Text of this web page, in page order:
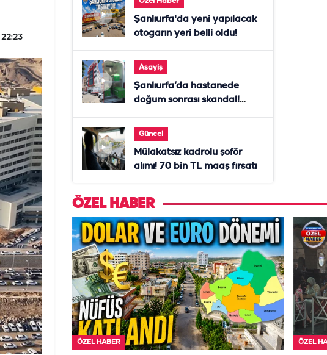
Şanlıurfa'da yeni yapılacak
otogarın yeri belli oldu!
Asayiş
Şanlıurfa’da hastanede
doğum sonrası skandal!
Güncel
Mülakatsız kadrolu şoför
alımı! 70 bin TL maaş fırsatı
ÖZEL HABER
ÖZEL HABER ÖZEL